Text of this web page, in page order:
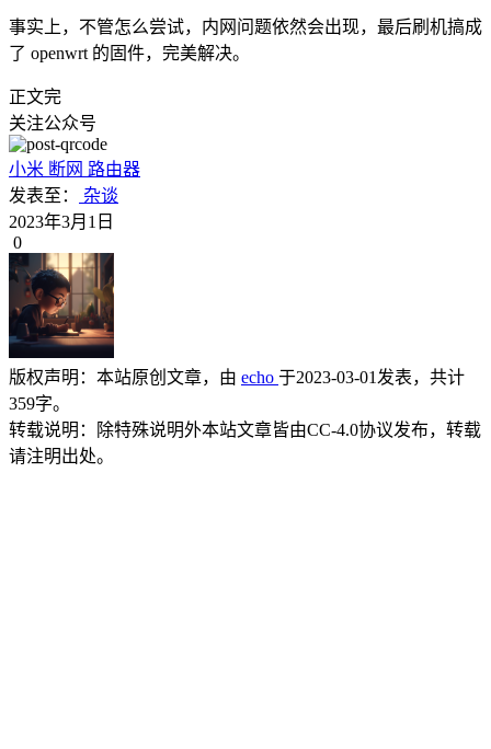
事实上，不管怎么尝试，内网问题依然会出现，最后刷机搞成
了 openwrt 的固件，完美解决。
正文完
关注公众号
小米 断网 路由器
发表至：
杂谈
2023年3月1日
0
版权声明： 本站原创文章，由 echo 于2023-03-01发表，共计
359字。
转载说明：
除特殊说明外本站文章皆由CC-4.0协议发布，转载
请注明出处。